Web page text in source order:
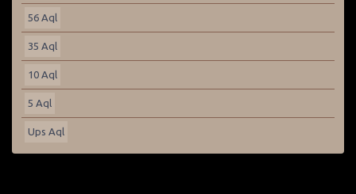
56 Aql
35 Aql
10 Aql
5 Aql
Ups Aql